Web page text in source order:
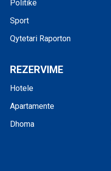
Politikë
Sport
Qytetari Raporton
REZERVIME
Hotele
Apartamente
Dhoma